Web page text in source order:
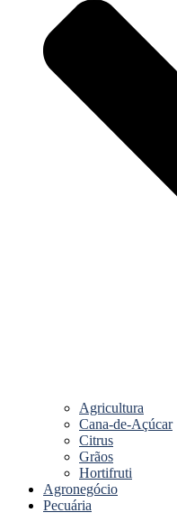
Agricultura
Cana-de-Açúcar
Citrus
Grãos
Hortifruti
Agronegócio
Pecuária